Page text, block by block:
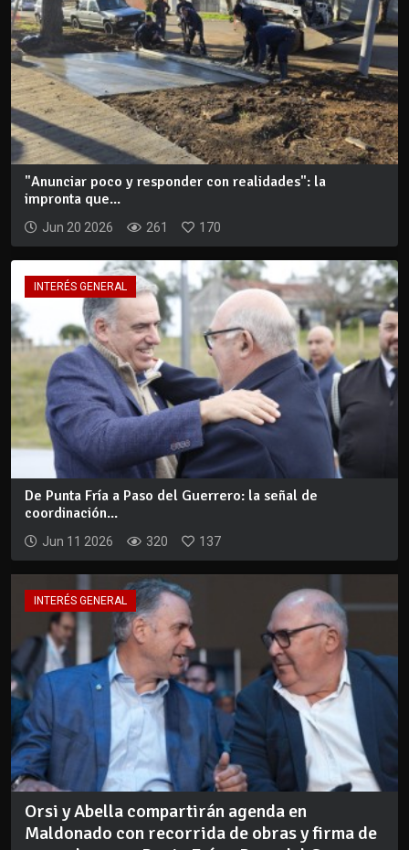
"Anunciar poco y responder con realidades": la
impronta que...
Jun 20 2026 261 170
INTERÉS GENERAL
De Punta Fría a Paso del Guerrero: la señal de
coordinación...
Jun 11 2026 320 137
INTERÉS GENERAL
Orsi y Abella compartirán agenda en
Maldonado con recorrida de obras y firma de